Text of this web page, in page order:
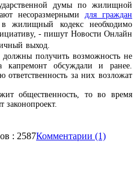
думы по жилищной
несоразмерными для граждан
жилищный кодекс необходимо
- пишут Новости Онлайн
выход.
получить возможность не
капремонт обсуждали и ранее.
за них возложат
общественность, то во время
законопроект.
: 2587Комментарии (1)